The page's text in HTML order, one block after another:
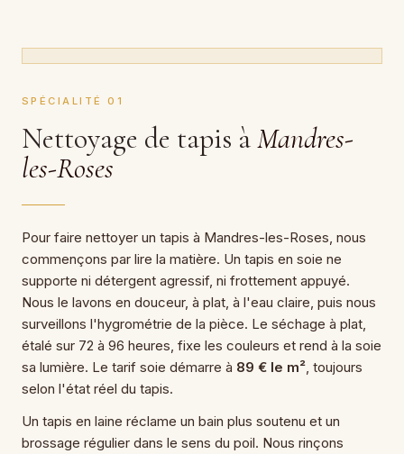
SPÉCIALITÉ 01
Nettoyage de tapis àMandres-
les-Roses
Pour faire nettoyer un tapis à Mandres-les-Roses, nous
commençons par lire la matière. Un tapis en soie ne
supporte ni détergent agressif, ni frottement appuyé.
Nous le lavons en douceur, à plat, à l'eau claire, puis nous
surveillons l'hygrométrie de la pièce. Le séchage à plat,
étalé sur 72 à 96 heures, fixe les couleurs et rend à la soie
sa lumière. Le tarif soie démarre à 89 € le m² , toujours
selon l'état réel du tapis.
Un tapis en laine réclame un bain plus soutenu et un
brossage régulier dans le sens du poil. Nous rinçons